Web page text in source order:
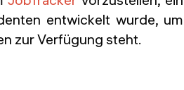
entwickelt wurde, um
zur Verfügung steht.